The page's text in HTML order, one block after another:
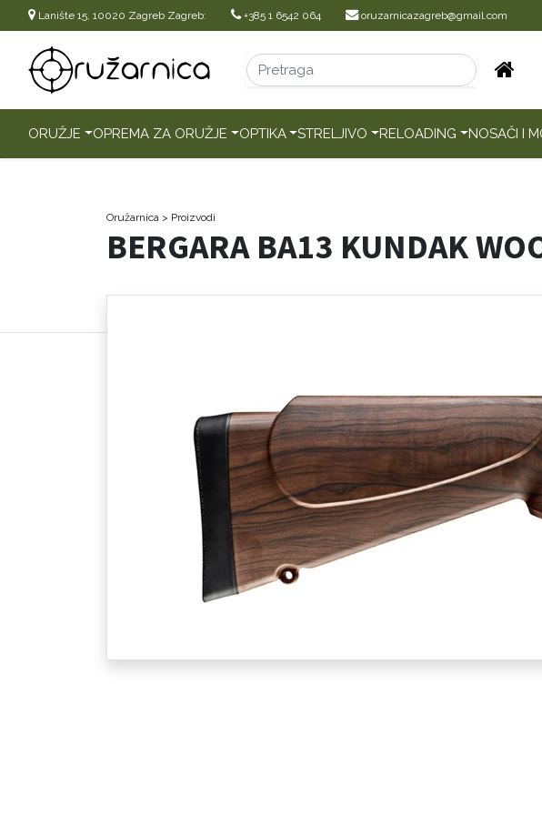
Lanište 15, 10020 Zagreb Zagreb: +385 1 6542 064 oruzarnicazagreb@gmail.com
ORUŽJE OPREMA ZA ORUŽJE OPTIKA STRELJIVO RELOADING NOSAČI I
Oružarnica > Proizvodi
BERGARA BA13 KUNDAK